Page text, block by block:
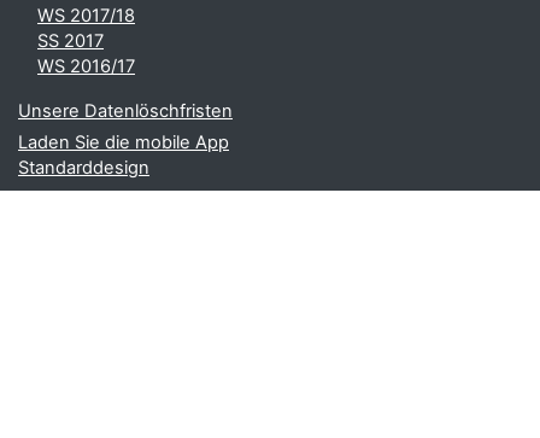
WS 2017/18
SS 2017
WS 2016/17
Unsere Datenlöschfristen
Laden Sie die mobile App
Standarddesign